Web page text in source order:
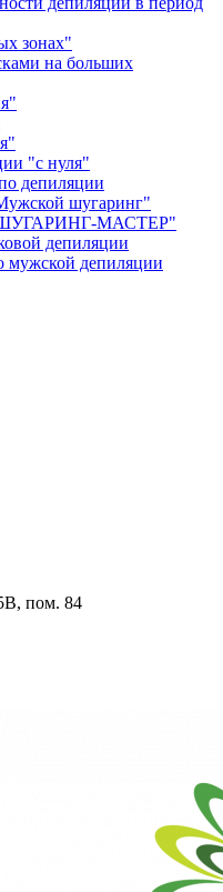
зонах"
на больших
"с нуля"
депиляции
шугаринг"
"ШУГАРИНГ-МАСТЕР"
депиляции
мужской депиляции
пом. 84